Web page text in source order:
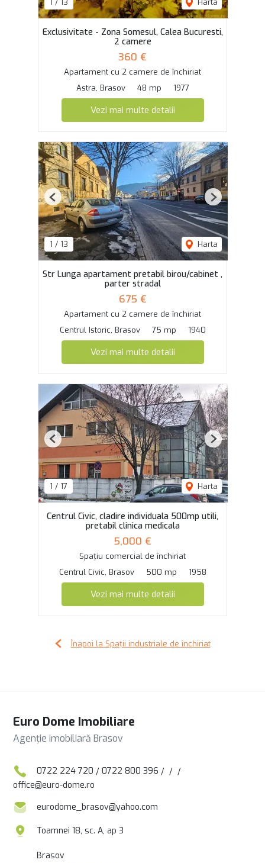
/ 13 Harta
Exclusivitate - Zona Somesul, Calea Bucuresti,
2 camere
360 €
Apartament cu 2 camere de închiriat
Astra, Brasov
48 mp 1977
Vezi mai multe detalii
1 / 13 Harta
Previous Next
Str Lunga apartament pretabil birou/cabinet ,
parter stradal
675 €
Apartament cu 2 camere de închiriat
Centrul Istoric, Brasov
75 mp 1940
Vezi mai multe detalii
1 / 17 Harta
Previous Next
Centrul Civic, cladire individuala 500mp utili,
pretabil clinica medicala
5,000 €
Spațiu comercial de închiriat
Centrul Civic, Brasov
500 mp 1958
Vezi mai multe detalii
Înapoi la Spații industriale de închiriat
Euro Dome Imobiliare
Agenție imobiliară Brasov
0722 224 720 / 0722 800 396 / / /
office@euro-dome.ro
eurodome_brasov@yahoo.com
Toamnei 18, sc. A, ap 3
Brasov